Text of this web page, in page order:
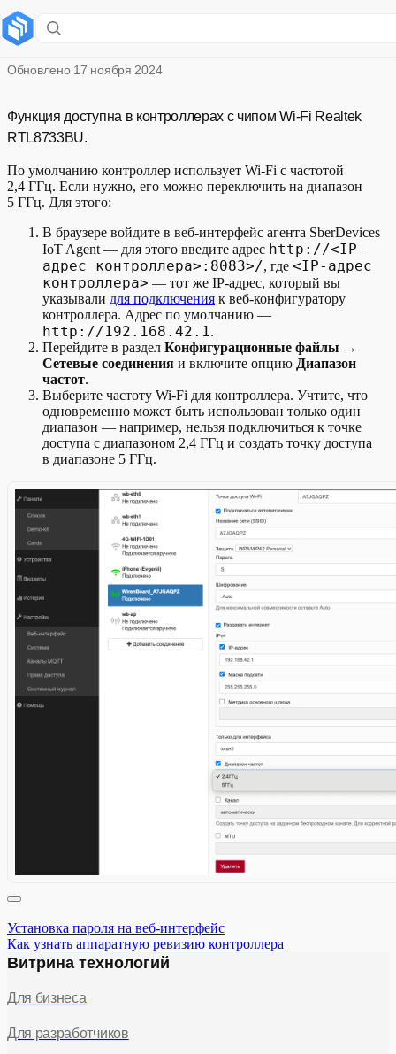
Выбор диапазона сети Wi-Fi
Обновлено 17 ноября 2024
Функция доступна в контроллерах с чипом Wi-Fi Realtek
RTL8733BU.
По умолчанию контроллер использует Wi-Fi с частотой
2,4 ГГц. Если нужно, его можно переключить на диапазон
5 ГГц. Для этого:
В браузере войдите в веб-интерфейс агента SberDevices
IoT Agent — для этого введите адрес http://<IP-
адрес контроллера>:8083>/, где <IP-адрес
контроллера> — тот же IP-адрес, который вы
указывали для подключения к веб-конфигуратору
контроллера. Адрес по умолчанию —
http://192.168.42.1.
Перейдите в раздел Конфигурационные файлы →
Сетевые соединения и включите опцию Диапазон
частот.
Выберите частоту Wi-Fi для контроллера. Учтите, что
одновременно может быть использован только один
диапазон — например, нельзя подключиться к точке
доступа с диапазоном 2,4 ГГц и создать точку доступа
в диапазоне 5 ГГц.
Установка пароля на веб-интерфейс
Как узнать аппаратную ревизию контроллера
Витрина технологий
Для бизнеса
Для разработчиков